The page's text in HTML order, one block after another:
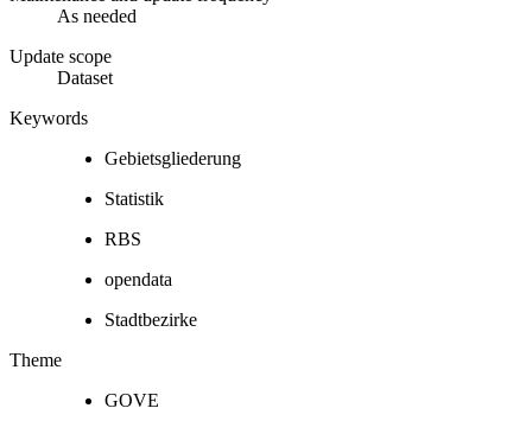
As needed
Update scope
Dataset
Keywords
Gebietsgliederung
Statistik
RBS
opendata
Stadtbezirke
Theme
GOVE